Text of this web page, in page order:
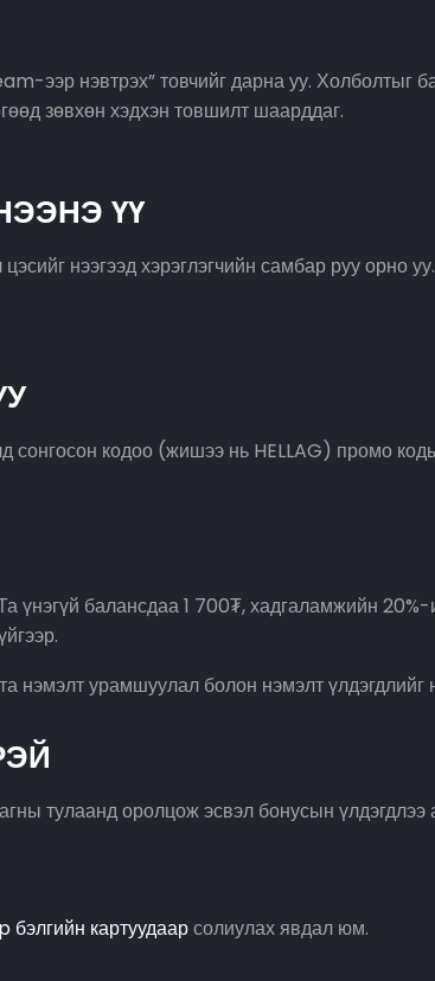
ээр нэвтрэх” товчийг дарна уу. Холболтыг
зөвхөн хэдхэн товшилт шаарддаг.
ҮҮ
нээгээд хэрэглэгчийн самбар руу орно
сонгосон кодоо (жишээ нь HELLAG) промо
үнэгүй балансдаа 1 700₮, хадгаламжийн
нэмэлт урамшуулал болон нэмэлт үлдэгдлийг
тулаанд оролцож эсвэл бонусын
бэлгийн картуудаарсолиулах явдал юм.